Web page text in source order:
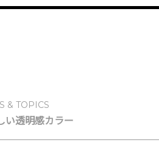
& TOPICS
い透明感カラー